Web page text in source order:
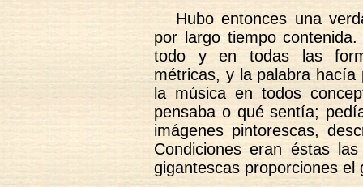
Hubo entonces una
por largo tiempo
todo y en todas las
métricas, y la palabra hacía
la música en todos
pensaba o qué sentía;
imágenes pintorescas,
Condiciones eran éstas
gigantescas proporciones el